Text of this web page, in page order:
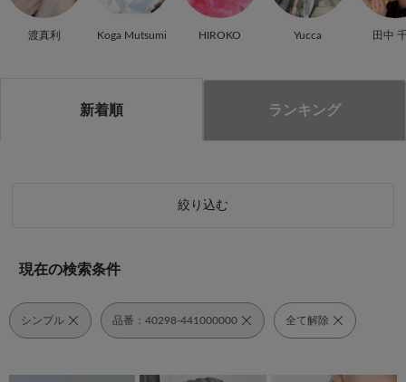
渡真利 Koga Mutsumi HIROKO Yucca 田中
新着順 ランキング
絞り込む
現在の検索条件
シンプル 品番：40298-441000000 全て解除